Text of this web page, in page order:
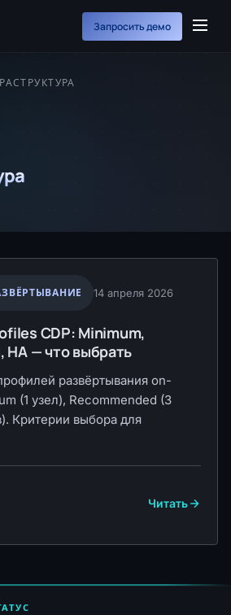
Запросить демо
14 апреля 2026
CDP: Minimum,
HA — что выбрать
развёртывания on-
(1 узел), Recommended (3
Критерии выбора для
Читать